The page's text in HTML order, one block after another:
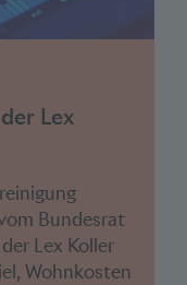
Lex
Bundesrat
Lex Koller
Wohnkosten